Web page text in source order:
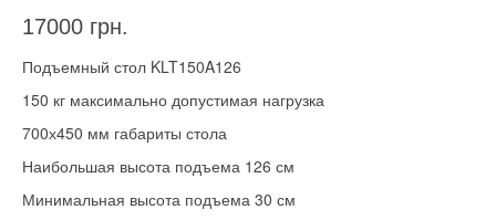
17000 грн.
Подъемный стол KLT150A126
150 кг максимально допустимая нагрузка
700х450 мм габариты стола
Наибольшая высота подъема 126 см
Минимальная высота подъема 30 см